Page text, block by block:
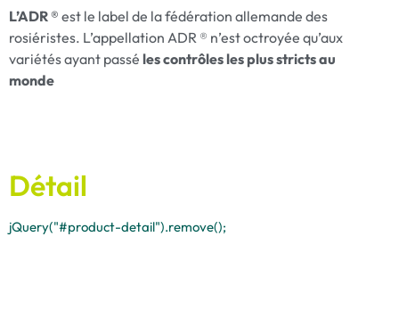
L’ADR ® est le label de la fédération allemande des
rosiéristes. L’appellation ADR ® n’est octroyée qu’aux
variétés ayant passé les contrôles les plus stricts au
monde
Détail
jQuery("#product-detail").remove();